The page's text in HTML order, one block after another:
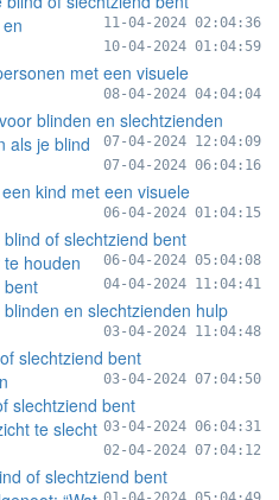
11-04-2024 02:04:36
10-04-2024 01:04:59
met een visuele
08-04-2024 04:04:04
blinden en slechtzienden
07-04-2024 12:04:09
als je blind
07-04-2024 06:04:16
kind met een visuele
06-04-2024 01:04:15
of slechtziend bent
06-04-2024 05:04:08
houden
bent
04-04-2024 11:04:41
en slechtzienden hulp
03-04-2024 11:04:48
slechtziend bent
03-04-2024 07:04:50
slechtziend bent
03-04-2024 06:04:31
te slecht
02-04-2024 07:04:12
of slechtziend bent